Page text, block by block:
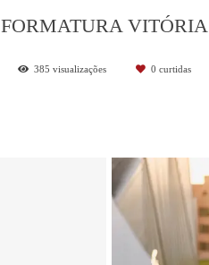
FORMATURA VITÓRIA
385 visualizações 0 curtidas